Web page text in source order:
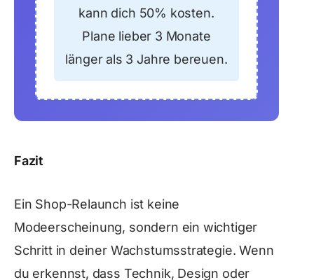
kann dich 50% kosten.
Plane lieber 3 Monate
länger als 3 Jahre bereuen.
Fazit
Ein Shop-Relaunch ist keine
Modeerscheinung, sondern ein wichtiger
Schritt in deiner Wachstumsstrategie. Wenn
du erkennst, dass Technik, Design oder